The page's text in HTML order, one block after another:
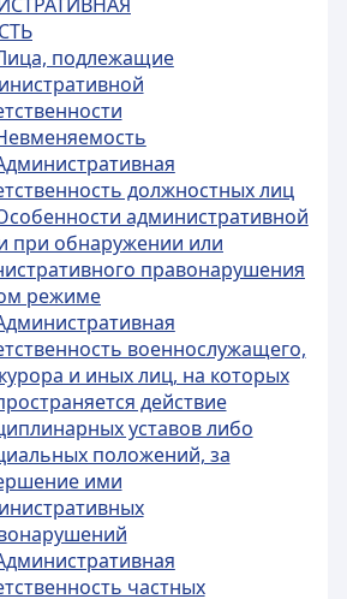
подлежащие
должностных лиц
административной
при обнаружении или
правонарушения
режиме
военнослужащего,
и иных лиц, на которых
действие
уставов либо
положений, за
ими
частных